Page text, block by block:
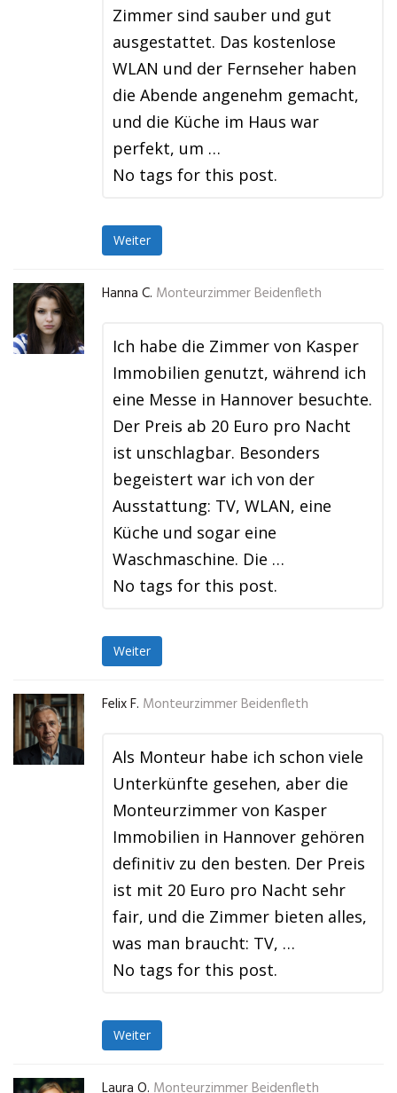
Zimmer sind sauber und gut
ausgestattet. Das kostenlose
WLAN und der Fernseher haben
die Abende angenehm gemacht,
und die Küche im Haus war
perfekt, um …
No tags for this post.
Weiter
Hanna C. Monteurzimmer Beidenfleth
Ich habe die Zimmer von Kasper
Immobilien genutzt, während ich
eine Messe in Hannover besuchte.
Der Preis ab 20 Euro pro Nacht
ist unschlagbar. Besonders
begeistert war ich von der
Ausstattung: TV, WLAN, eine
Küche und sogar eine
Waschmaschine. Die …
No tags for this post.
Weiter
Felix F. Monteurzimmer Beidenfleth
Als Monteur habe ich schon viele
Unterkünfte gesehen, aber die
Monteurzimmer von Kasper
Immobilien in Hannover gehören
definitiv zu den besten. Der Preis
ist mit 20 Euro pro Nacht sehr
fair, und die Zimmer bieten alles,
was man braucht: TV, …
No tags for this post.
Weiter
Laura O. Monteurzimmer Beidenfleth